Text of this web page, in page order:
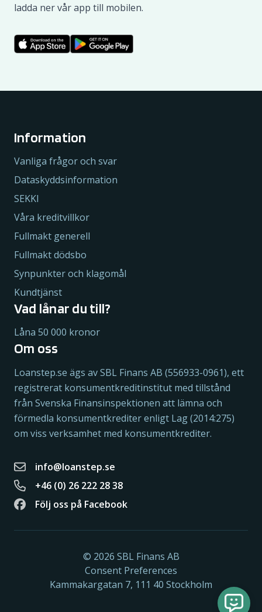
ladda ner vår app till mobilen.
Information
Vanliga frågor och svar
Dataskyddsinformation
SEKKI
Våra kreditvillkor
Fullmakt generell
Fullmakt dödsbo
Synpunkter och klagomål
Kundtjänst
Vad lånar du till?
Låna 50 000 kronor
Om oss
Loanstep.se ägs av SBL Finans AB (556933-0961), ett
registrerat konsumentkreditinstitut med tillstånd
från Svenska Finansinspektionen att lämna och
förmedla konsumentkrediter enligt Lag (2014:275)
om viss verksamhet med konsumentkrediter.
info@loanstep.se
+46 (0) 26 222 28 38
Följ oss på Facebook
© 2026 SBL Finans AB
Consent Preferences
Kammakargatan 7, 111 40 Stockholm